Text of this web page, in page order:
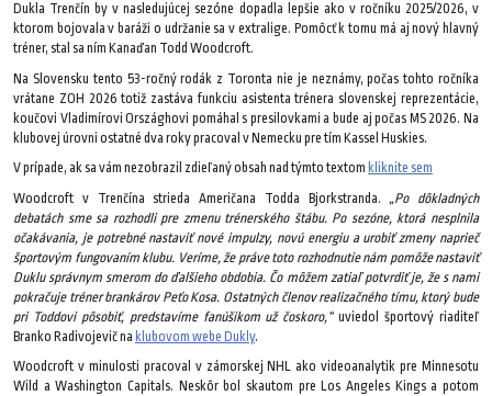
Dukla Trenčín by v nasledujúcej sezóne dopadla lepšie ako v ročníku 2025/2026, v
ktorom bojovala v baráži o udržanie sa v extralige. Pomôcť k tomu má aj nový hlavný
tréner, stal sa ním Kanaďan Todd Woodcroft.
Na Slovensku tento 53-ročný rodák z Toronta nie je neznámy, počas tohto ročníka
vrátane ZOH 2026 totiž zastáva funkciu asistenta trénera slovenskej reprezentácie,
koučovi Vladimírovi Országhovi pomáhal s presilovkami a bude aj počas MS 2026. Na
klubovej úrovni ostatné dva roky pracoval v Nemecku pre tím Kassel Huskies.
V prípade, ak sa vám nezobrazil zdieľaný obsah nad týmto textom kliknite sem
Woodcroft v Trenčína strieda Američana Todda Bjorkstranda. „Po dôkladných
debatách sme sa rozhodli pre zmenu trénerského štábu. Po sezóne, ktorá nesplnila
očakávania, je potrebné nastaviť nové impulzy, novú energiu a urobiť zmeny naprieč
športovým fungovaním klubu. Veríme, že práve toto rozhodnutie nám pomôže nastaviť
Duklu správnym smerom do ďalšieho obdobia. Čo môžem zatiaľ potvrdiť je, že s nami
pokračuje tréner brankárov Peťo Kosa. Ostatných členov realizačného tímu, ktorý bude
pri Toddovi pôsobiť, predstavíme fanúšikom už čoskoro,“uviedol športový riaditeľ
Branko Radivojevič na klubovom webe Dukly.
Woodcroft v minulosti pracoval v zámorskej NHL ako videoanalytik pre Minnesotu
Wild a Washington Capitals. Neskôr bol skautom pre Los Angeles Kings a potom